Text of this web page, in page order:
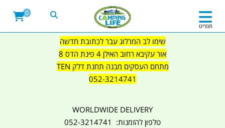
שימו לב המרלוג עבר לכתובת חדשה
אור עקיבא רחוב האילן 4 פינת הדס 8
מתחם העסקים מבנה תחנת דלק TEN
052-3214741
WORLDWIDE DELIVERY
טלפון להזמנות: 052-3214741
תפריט
0